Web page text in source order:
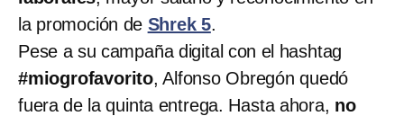
la promoción de Shrek 5.
Pese a su campaña digital con el hashtag
#miogrofavorito, Alfonso Obregón quedó
fuera de la quinta entrega. Hasta ahora, no